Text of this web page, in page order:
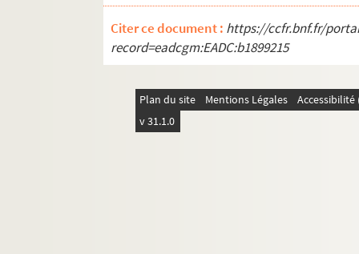
Ms 3134. Ateliers du chemin de fer P.L.M d’Arles
Ms 3135. Ateliers du chemin de fer P.L.M.
Ms 3137. Cours d’arithmétique fait par
Ms 3138. Correspondance manuscrite de
Citer ce document : https://ccfr.bnf.fr/
record=eadcgm:EADC:b1899215
Plan du site Mentions Légales
v 31.1.0